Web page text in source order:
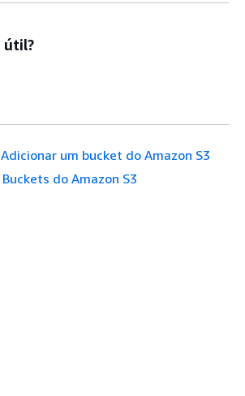
útil?
Adicionar um bucket do Amazon S3
Buckets do Amazon S3